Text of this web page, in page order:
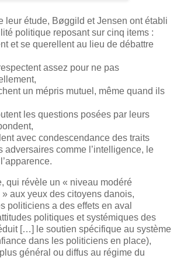
leur étude, Bøggild etJensen ont établi
politique reposant sur cinq items :
et se querellent au lieu de débattre
assez pour ne pas
un mépris mutuel, même quand ils
les questions posées par leurs
avec condescendance des traits
adversaires comme l’intelligence, le
qui révèle un « niveau modéré
aux yeux des citoyens danois,
politiciens a des effets en aval
politiques et systémiques des
[…] le soutien spécifique au système
dans les politiciens en place),
général ou diffus au régime du